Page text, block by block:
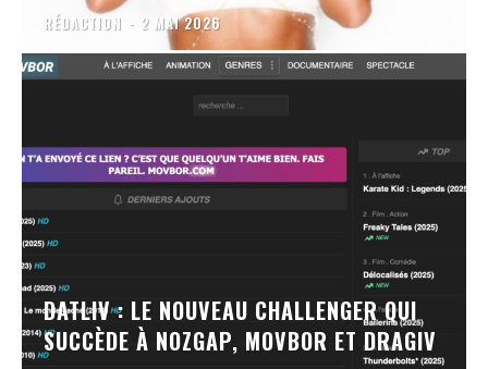
RÉDACTION - 2 MAI 2026
DATLIV : LE NOUVEAU CHALLENGER QUI
SUCCÈDE À NOZGAP, MOVBOR ET DRAGIV